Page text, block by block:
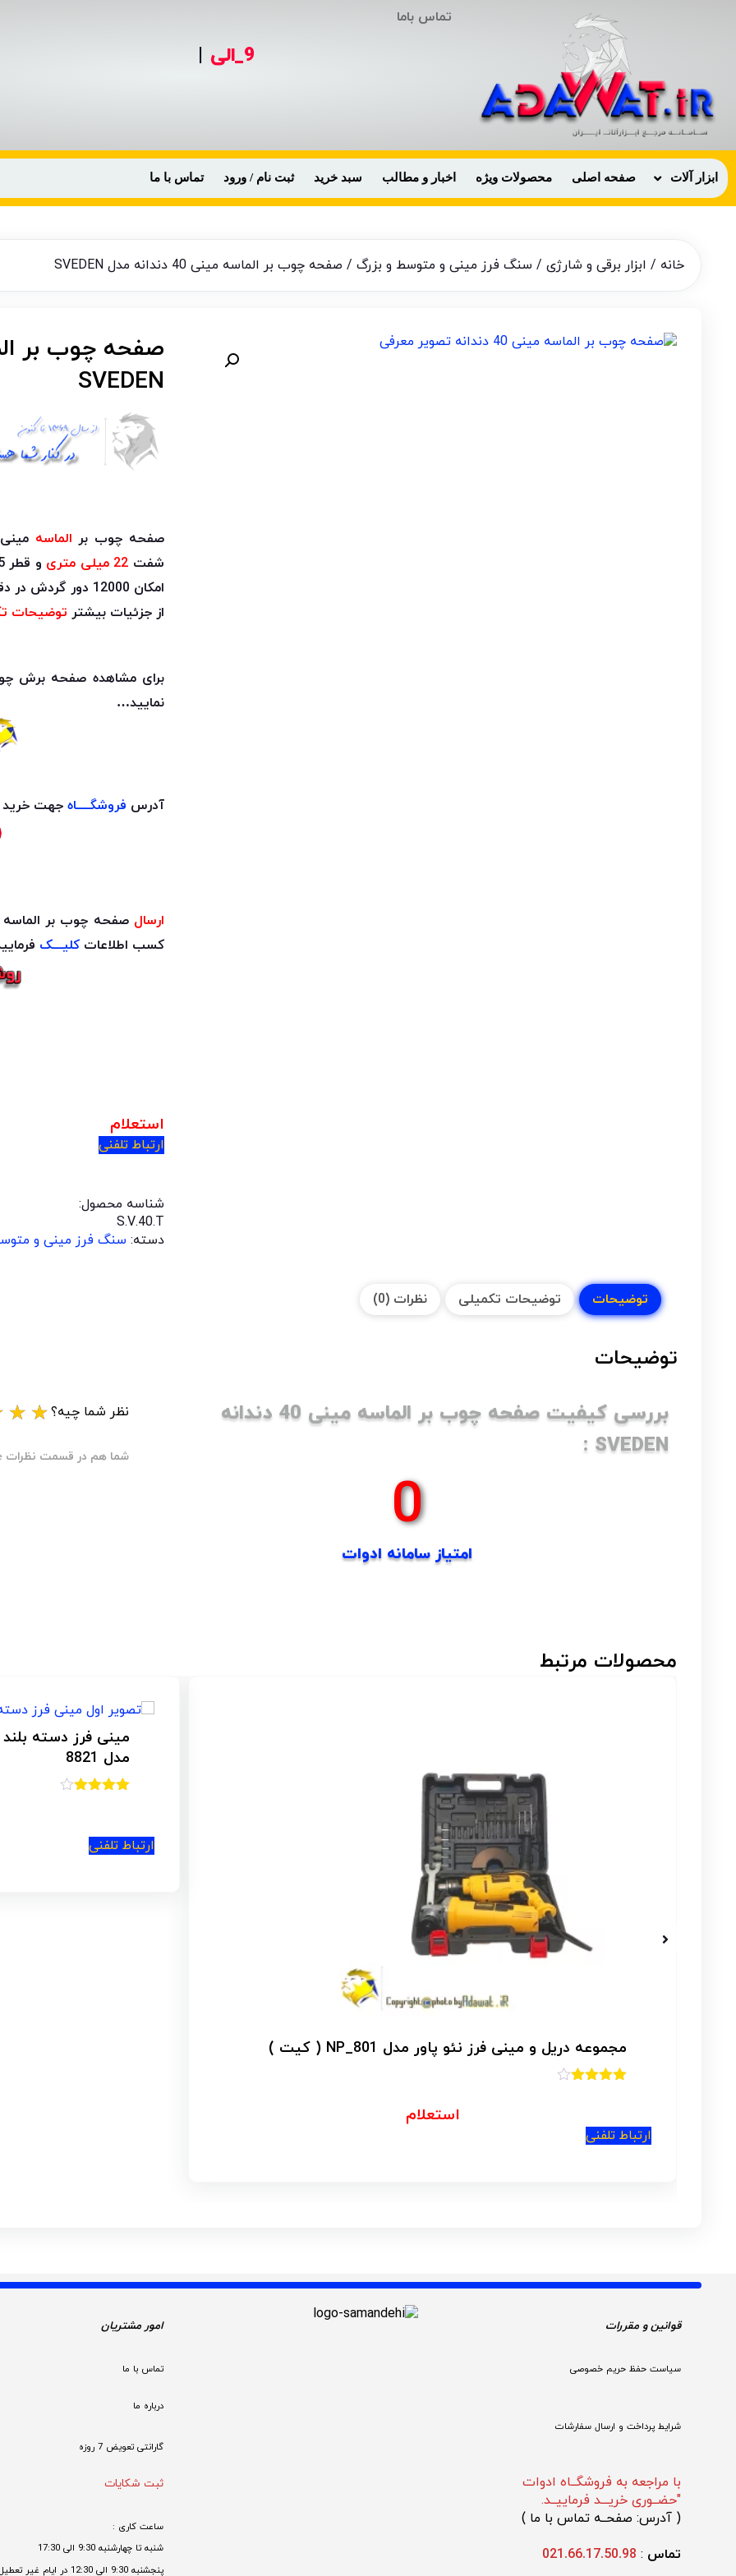
تماس باما
099
|
ابزار آلات صفحه اصلی محصولات ویژه اخبار و مطالب سبد خرید ثبت نام / ورود تماس با ما
خانه / ابزار برقی و شارژی / سنگ فرز مینی و متوسط و بزرگ / صفحه چوب بر الماسه مینی 40 دندانه مدل SVEDEN
SVEDEN
صفحه چوب بر الماسه
شفت 22 میلی متری و قطر 115 میلی متری | دارای
امکان 12000 دور گردش در دقیقه | مناسب برای
از جزئیات بیشتر توضیحات
برای مشاهده صفحه برش چوب زنجیری 115 میلی
نمایید…
آدرس فروشگــــاه جهت خرید
ارسال صفحه چوب بر الماسه مینی 40 دندانه به
کسب اطلاعات کلیـــک
استعلام
ارتباط تلفنی
شناسه محصول:
S.V.40.T
دسته: سنگ فرز مینی و
توضیحات توضیحات تکمیلی نظرات (0)
توضیحات
بررسی کیفیت صفحه چوب بر الماسه مینی 40 دندانه
SVEDEN :
امتیاز سامانه ادوات
0
نظر شما چیه؟★
★
شما هم در قسمت نظرات ؛
محصولات مرتبط
استعلام
قوانین و مقررات
سیاست حفظ حریم خصوصی
شرایط پرداخت و ارسال سفارشات
با مراجعه به فروشگــاه ادوات
"حضــوری خریـــد فرماییــد.
( آدرس: صفحــه تماس با ما )
تماس :
021.66.17.50.98
امور مشتریان
تماس با ما
درباره ما
گارانتی تعویض 7 روزه
ثبت شکایات
ساعت کاری :
شنبه تا چهارشنبه 9:30 الی 17:30
پنجشنبه 9:30 الی 12:30 در ایام غیر تعطیل